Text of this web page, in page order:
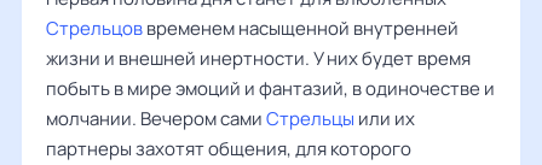
Стрельцоввременем насыщенной внутренней
жизни и внешней инертности. У них будет время
побыть в мире эмоций и фантазий, в одиночестве и
молчании. Вечером самиСтрельцы или их
партнеры захотят общения, для которого